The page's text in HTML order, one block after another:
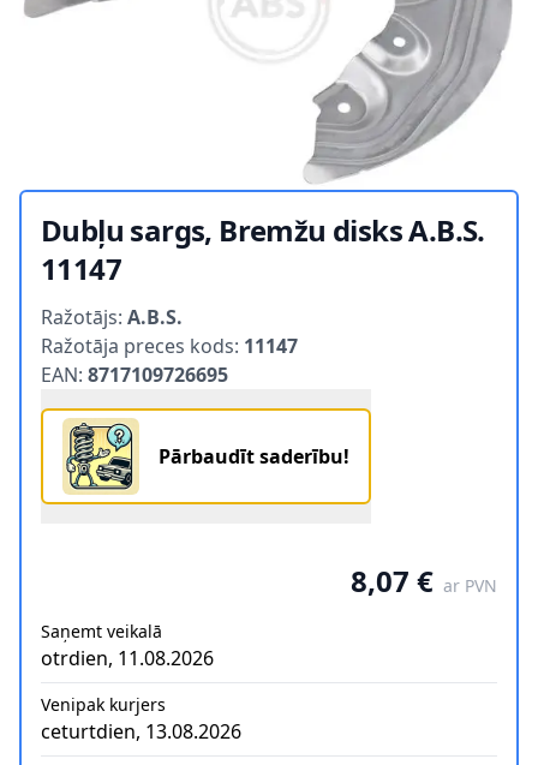
Dubļu sargs, Bremžu disks A.B.S.
11147
Ražotājs: A.B.S.
Ražotāja preces kods: 11147
EAN: 8717109726695
Pārbaudīt saderību!
8,07 € ar PVN
Saņemt veikalā
otrdien, 11.08.2026
Venipak kurjers
ceturtdien, 13.08.2026